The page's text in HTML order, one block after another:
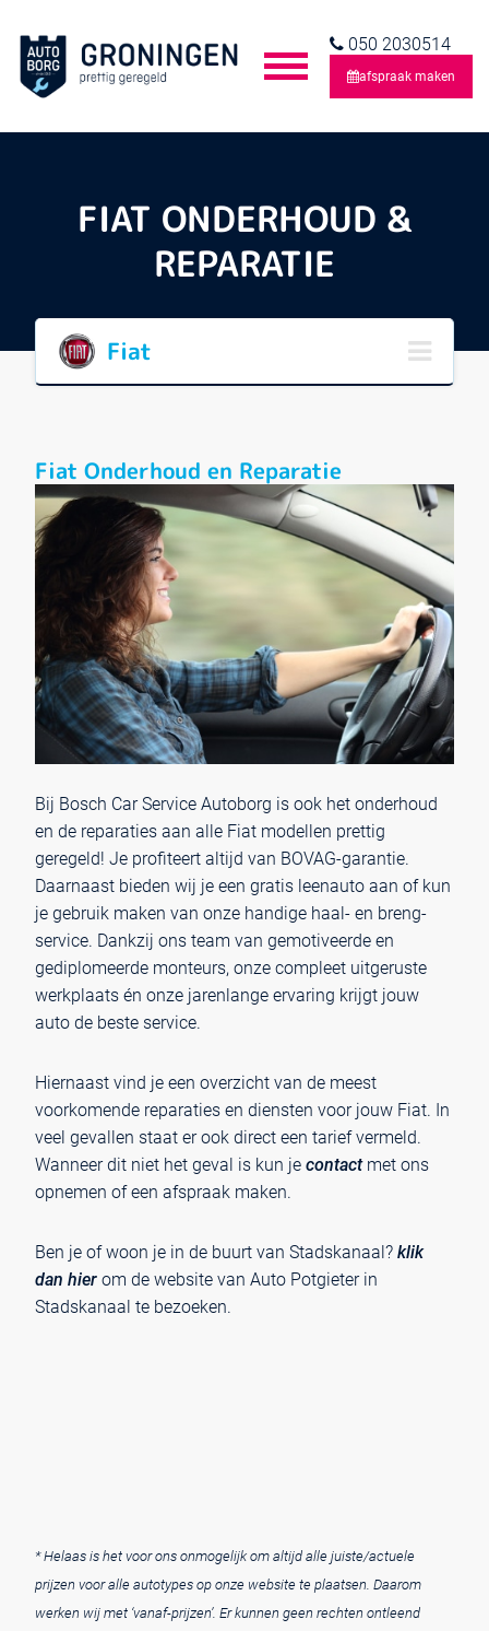
050 2030514
afspraak maken
FIAT ONDERHOUD &
REPARATIE
Fiat
Fiat Onderhoud en Reparatie
Bij Bosch Car Service Autoborg is ook het onderhoud
en de reparaties aan alle Fiat modellen prettig
geregeld! Je profiteert altijd van BOVAG-garantie.
Daarnaast bieden wij je een gratis leenauto aan of kun
je gebruik maken van onze handige haal- en breng-
service. Dankzij ons team van gemotiveerde en
gediplomeerde monteurs, onze compleet uitgeruste
werkplaats én onze jarenlange ervaring krijgt jouw
auto de beste service.
Hiernaast vind je een overzicht van de meest
voorkomende reparaties en diensten voor jouw Fiat. In
veel gevallen staat er ook direct een tarief vermeld.
Wanneer dit niet het geval is kun je contactmet ons
opnemen of een afspraak maken.
Ben je of woon je in de buurt van Stadskanaal? klik
dan hier om de website van Auto Potgieter in
Stadskanaal te bezoeken.
* Helaas is het voor ons onmogelijk om altijd alle juiste/actuele
prijzen voor alle autotypes op onze website te plaatsen. Daarom
werken wij met ‘vanaf-prijzen’. Er kunnen geen rechten ontleend